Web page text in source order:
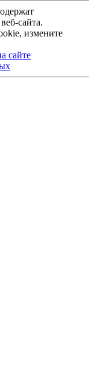
сайта.
измените
сайте